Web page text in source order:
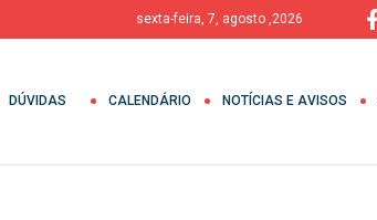
sexta-feira, 7, agosto ,2026
DÚVIDAS CALENDÁRIO NOTÍCIAS E AVISOS